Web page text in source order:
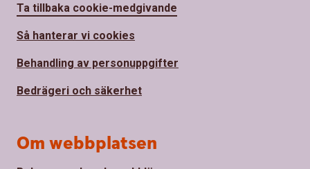
Ta tillbaka cookie-medgivande
Så hanterar vi cookies
Behandling av personuppgifter
Bedrägeri och säkerhet
Om webbplatsen